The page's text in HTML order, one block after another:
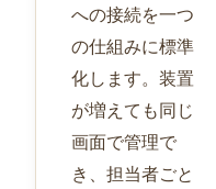
への接続を一つ
の仕組みに標準
化します。装置
が増えても同じ
画面で管理で
き、担当者ごと